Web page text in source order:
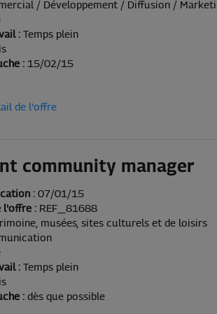
/ Développement / Diffusion /
: Temps plein
: 15/02/15
de l'offre
community manager
: 07/01/15
l'offre : REF_81688
musées, sites culturels et de loisirs
: Temps plein
: dès que possible